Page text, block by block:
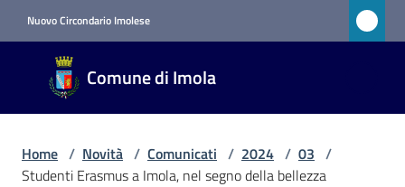
Nuovo Circondario Imolese
Comune di Imola
Comune
di Imola
RETE
Home / Novità / Comunicati / 2024 / 03 /
Studenti Erasmus a Imola, nel segno della bellezza